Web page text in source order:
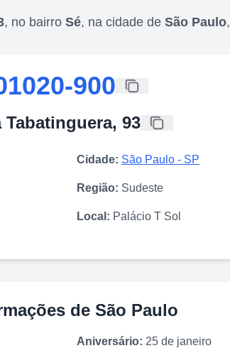
, no bairro Sé, na cidade de São Paulo
900
Tabatinguera, 93
Cidade: São Paulo - SP
Região: Sudeste
Local: Palácio T Sol
de São Paulo
Aniversário: 25 de janeiro